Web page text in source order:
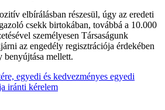
elbírálásban részesül, úgy az eredeti
csekk birtokában, továbbá a 10.000
személyesen Társaságunk
az engedély regisztrációja érdekében
benyújtása mellett.
egyedi és kedvezményes egyedi
iránti kérelem